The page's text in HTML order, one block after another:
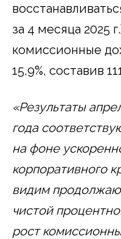
за 4 месяца 2025
комиссионные
15,9%, составив
«Результаты
года
на фоне
корпоративного
видим
чистой
рост